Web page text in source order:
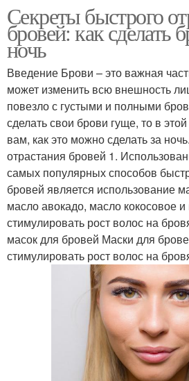
Секреты быстрого
бровей: как сделать
ночь
Введение Брови – это важная
может изменить всю внешность
повезло с густыми и полными
сделать свои брови гуще, то в
вам, как это можно сделать за
отрастания бровей 1.
самых популярных способов
бровей является использование
масло авокадо, масло кокосовое и
стимулировать рост волос на
масок для бровей Маски для
стимулировать рост волос на